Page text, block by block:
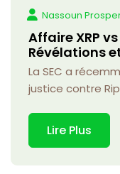
Nassoun
Affaire XRP
Révélations
La SEC a
justice contre
Lire Plus